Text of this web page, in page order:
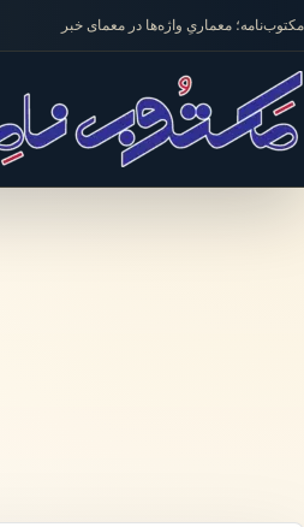
رفتن به محتوا
مکتوب‌نامه؛ معماریِ واژه‌ها در معمای خبر